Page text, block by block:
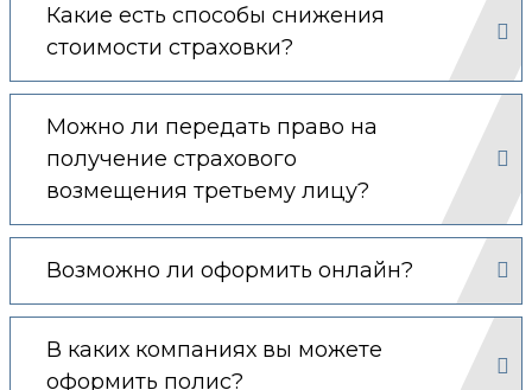
Какие есть способы снижения
стоимости страховки?
Можно ли передать право на
получение страхового
возмещения третьему лицу?
Возможно ли оформить онлайн?
В каких компаниях вы можете
оформить полис?